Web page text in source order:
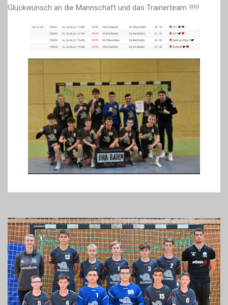
Südbadischer
2021/22
Glückwunsch an die Mannschaft und das Trainerteam !!!!!